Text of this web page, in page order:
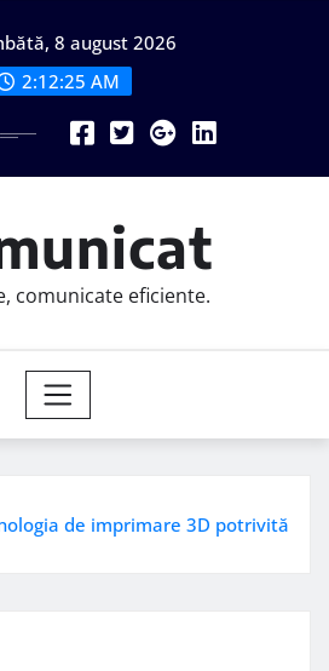
8 august 2026
2:12:27 AM
comunicate eficiente.
de imprimare 3D potrivită